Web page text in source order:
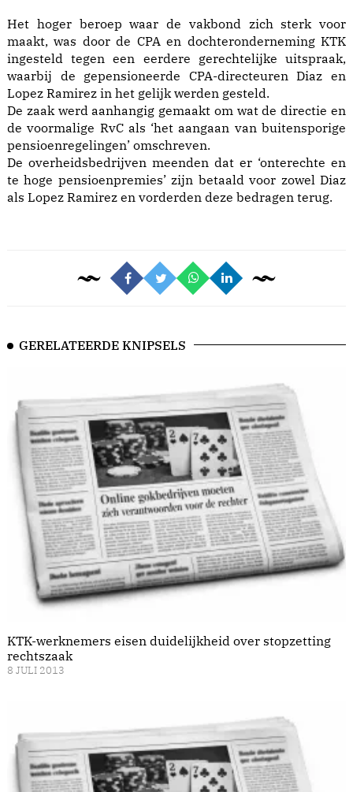
Het hoger beroep waar de vakbond zich sterk voor
maakt, was door de CPA en dochteronderneming KTK
ingesteld tegen een eerdere gerechtelijke uitspraak,
waarbij de gepensioneerde CPA-directeuren Diaz en
Lopez Ramirez in het gelijk werden gesteld.
De zaak werd aanhangig gemaakt om wat de directie en
de voormalige RvC als ‘het aangaan van buitensporige
pensioenregelingen’ omschreven.
De overheidsbedrijven meenden dat er ‘onterechte en
te hoge pensioenpremies’ zijn betaald voor zowel Diaz
als Lopez Ramirez en vorderden deze bedragen terug.
GERELATEERDE KNIPSELS
KTK-werknemers eisen duidelijkheid over stopzetting
rechtszaak
8 JULI 2013